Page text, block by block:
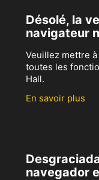
Désolé, la
navigateur
Veuillez mettre
toutes les
Hall.
En savoir plus
navegador